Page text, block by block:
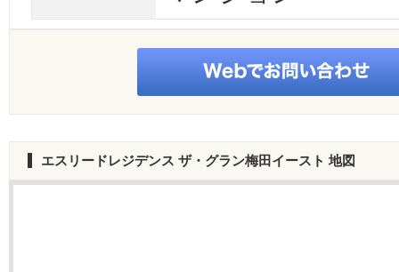
エスリードレジデンス ザ・グラン梅田イースト 地図